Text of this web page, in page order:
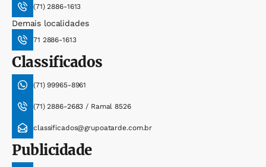
(71) 2886-1613
Demais localidades
71 2886-1613
Classificados
(71) 99965-8961
(71) 2886-2683 / Ramal 8526
classificados@grupoatarde.com.br
Publicidade